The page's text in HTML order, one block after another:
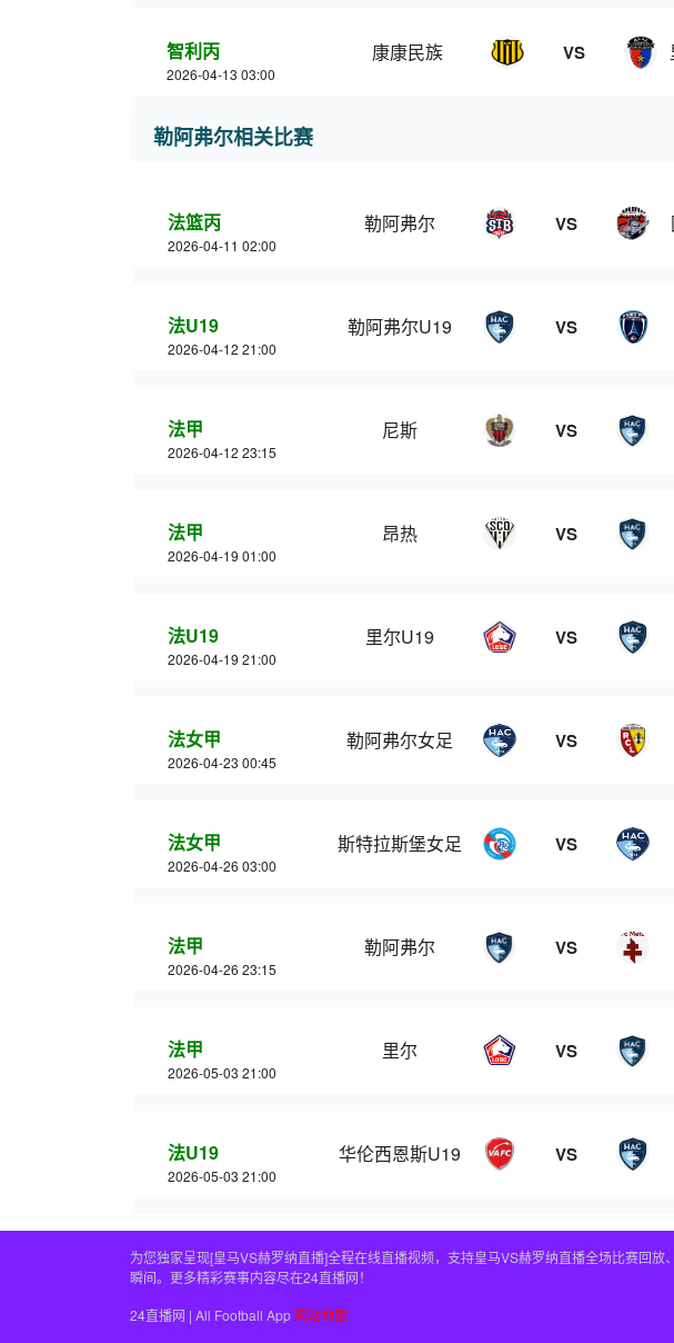
智利丙
2026-04-13 03:00
康康民族 VS
勒阿弗尔相关比赛
法篮丙
2026-04-11 02:00
勒阿弗尔 VS
法U19
2026-04-12 21:00
勒阿弗尔U19 VS
法甲
2026-04-12 23:15
尼斯 VS
法甲
2026-04-19 01:00
昂热 VS
法U19
2026-04-19 21:00
里尔U19 VS
法女甲
2026-04-23 00:45
勒阿弗尔女足 VS
法女甲
2026-04-26 03:00
斯特拉斯堡女足 VS
法甲
2026-04-26 23:15
勒阿弗尔 VS
法甲
2026-05-03 21:00
里尔 VS
法U19
2026-05-03 21:00
华伦西恩斯U19 VS
为您独家呈现[皇马VS赫罗纳直播]全程在线直播视频，支持皇马VS赫罗纳直播全场比赛回
瞬间。更多精彩赛事内容尽在24直播网！
24直播网 | All Football App 网站地图